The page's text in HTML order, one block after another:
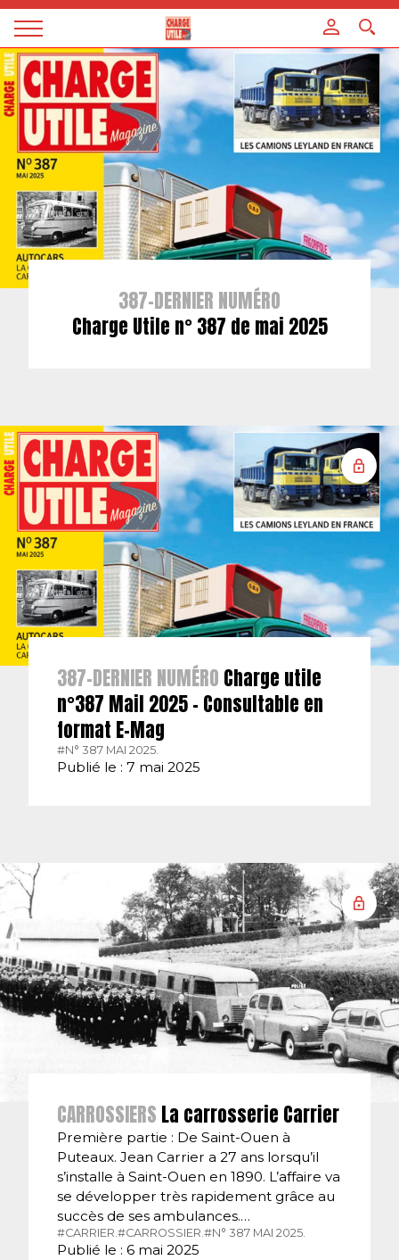
Magazine
Charge
utile
387-DERNIER NUMÉRO
Charge Utile n° 387 de mai 2025
387-DERNIER NUMÉRO Charge utile
n°387 Mail 2025 – Consultable en
format E-Mag
#N° 387 MAI 2025.
Publié le : 7 mai 2025
CARROSSIERS La carrosserie Carrier
Première partie : De Saint-Ouen à
Puteaux. Jean Carrier a 27 ans lorsqu’il
s’installe à Saint-Ouen en 1890. L’affaire va
se développer très rapidement grâce au
succès de ses ambulances.…
#CARRIER.#CARROSSIER.#N° 387 MAI 2025.
Publié le : 6 mai 2025
Panneau de gestion des cookies